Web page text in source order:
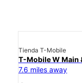
Tienda T-Mobile
T-Mobile W Main
7.6 miles away